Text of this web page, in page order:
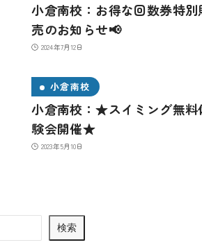
小倉南校：お得な回数券特別
売のお知らせ📢
2024年7月12日
小倉南校
小倉南校：★スイミング無料
験会開催★
2023年5月10日
検索